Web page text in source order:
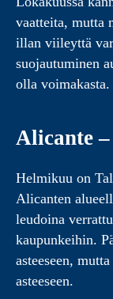
vaatteita, mutta
illan viileyttä
suojautuminen
olla voimakasta.
Alicante
Helmikuu on
Alicanten
leudoina
kaupunkeihin.
asteeseen,
asteeseen.